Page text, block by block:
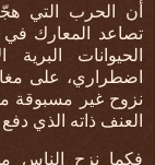
أن الحرب التي
تصاعد المعارك في
الحيوانات
اضطراري، على
نزوح غير مسبوقة
العنف ذاته الذي
فكما نزح الناس